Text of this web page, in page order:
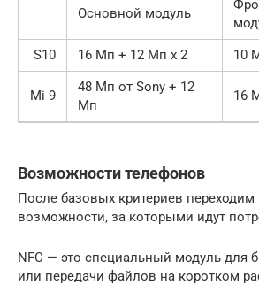
Основной модуль
S10
16 Мп + 12 Мп х 2 10
Mi 9
48 Мп от Sony + 12
Мп
16
Возможности телефонов
После базовых критериев
возможности, за которыми идут
NFC — это специальный модуль для
или передачи файлов на коротком